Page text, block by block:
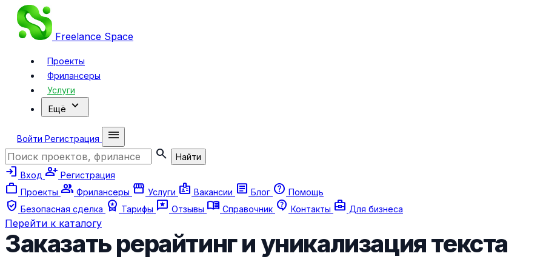
Freelance Space
Проекты
Фрилансеры
Услуги
Ещё expand_more
Войти Регистрация
menu
search
Найти
login Вход person_add Регистрация
work Проекты group Фрилансеры storefront Услуги badge Вакансии article Блог help Помощь
verified_user Безопасная сделка workspace_premium Тарифы reviews Отзывы menu_book Справочник contact_support Контакты business_center Для бизнеса
Перейти к каталогу
Заказать рерайтинг и уникализация текста